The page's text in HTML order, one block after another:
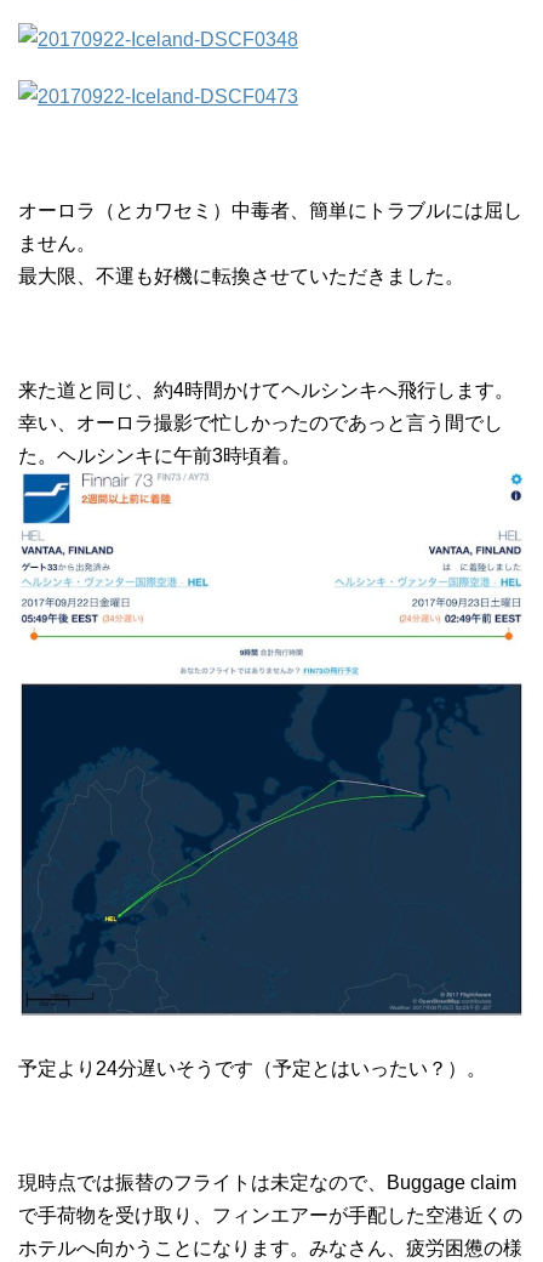
オーロラ（とカワセミ）中毒者、簡単にトラブルには屈し
ません。
最大限、不運も好機に転換させていただきました。
来た道と同じ、約4時間かけてヘルシンキへ飛行します。
幸い、オーロラ撮影で忙しかったのであっと言う間でし
た。ヘルシンキに午前3時頃着。
予定より24分遅いそうです（予定とはいったい？）。
現時点では振替のフライトは未定なので、Buggage claim
で手荷物を受け取り、フィンエアーが手配した空港近くの
ホテルへ向かうことになります。みなさん、疲労困憊の様